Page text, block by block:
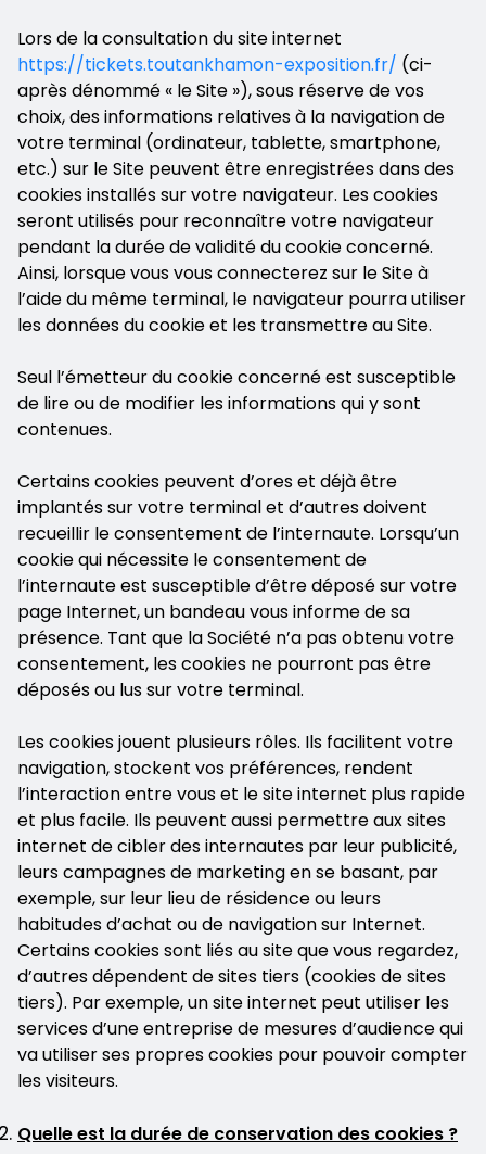
Lors de la consultation du site internet
https://tickets.toutankhamon-exposition.fr/ (ci-
après dénommé « le Site »), sous réserve de vos
choix, des informations relatives à la navigation de
votre terminal (ordinateur, tablette, smartphone,
etc.) sur le Site peuvent être enregistrées dans des
cookies installés sur votre navigateur. Les cookies
seront utilisés pour reconnaître votre navigateur
pendant la durée de validité du cookie concerné.
Ainsi, lorsque vous vous connecterez sur le Site à
l’aide du même terminal, le navigateur pourra utiliser
les données du cookie et les transmettre au Site.
Seul l’émetteur du cookie concerné est susceptible
de lire ou de modifier les informations qui y sont
contenues.
Certains cookies peuvent d’ores et déjà être
implantés sur votre terminal et d’autres doivent
recueillir le consentement de l’internaute. Lorsqu’un
cookie qui nécessite le consentement de
l’internaute est susceptible d’être déposé sur votre
page Internet, un bandeau vous informe de sa
présence. Tant que la Société n’a pas obtenu votre
consentement, les cookies ne pourront pas être
déposés ou lus sur votre terminal.
Les cookies jouent plusieurs rôles. Ils facilitent votre
navigation, stockent vos préférences, rendent
l’interaction entre vous et le site internet plus rapide
et plus facile. Ils peuvent aussi permettre aux sites
internet de cibler des internautes par leur publicité,
leurs campagnes de marketing en se basant, par
exemple, sur leur lieu de résidence ou leurs
habitudes d’achat ou de navigation sur Internet.
Certains cookies sont liés au site que vous regardez,
d’autres dépendent de sites tiers (cookies de sites
tiers). Par exemple, un site internet peut utiliser les
services d’une entreprise de mesures d’audience qui
va utiliser ses propres cookies pour pouvoir compter
les visiteurs.
Quelle est la durée de conservation des cookies ?